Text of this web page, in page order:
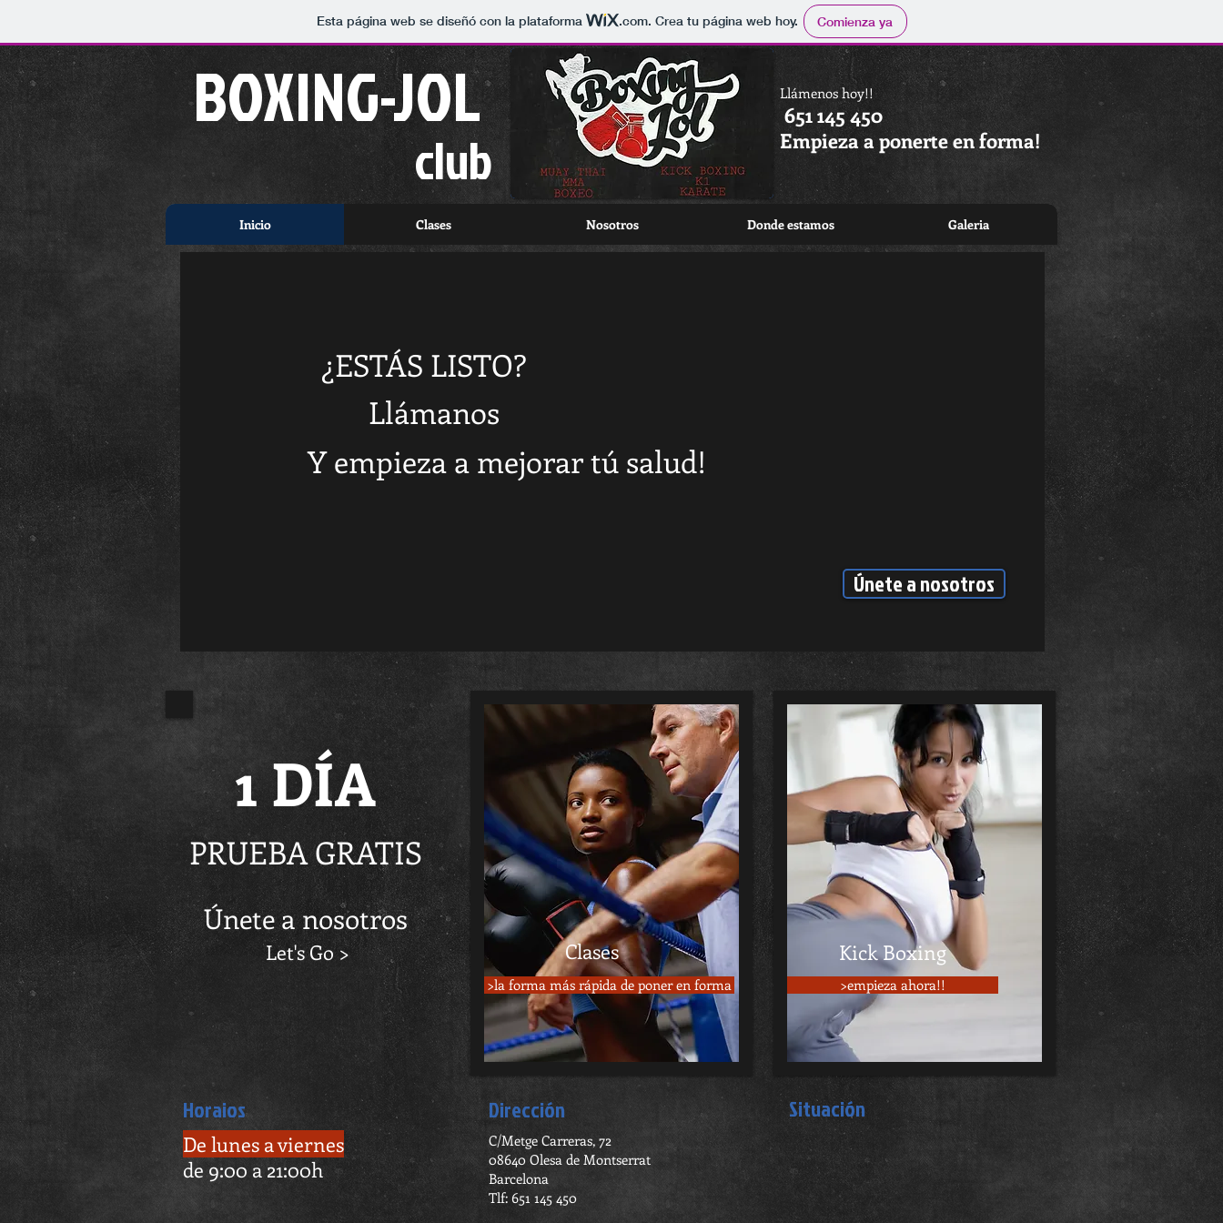
Esta página web se diseñó con la plataforma .com. Crea tu página web hoy. Comienza ya
BOXING-JOL
club
Llámenos hoy!!
651 145 450
Empieza a ponerte en forma!
Inicio Clases Nosotros Donde estamos Galeria
¿ESTÁS LISTO?
Y empieza a mejorar tú salud!
Llámanos
Únete a nosotros
1 DÍA
PRUEBA GRATIS
Únete a nosotros
Let's Go >
>la forma más rápida de poner en forma
Clases
>empieza ahora!!
Kick Boxing
Horaios
De lunes a viernes
de 9:00 a 21:00h
Dirección
C/Metge Carreras, 72
08640 Olesa de Montserrat
Barcelona
Tlf: 651 145 450
Situación